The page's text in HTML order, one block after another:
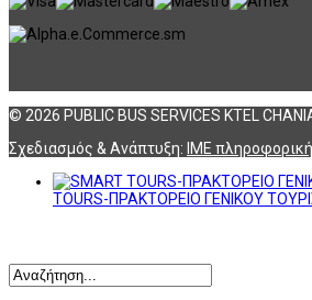
© 2026 PUBLIC BUS SERVICES KTEL
Σχεδιασμός & Ανάπτυξη: ΙΜΕ πληροφορική
TOURS-ΠΡΑΚΤΟΡΕΙΟ ΓΕΝΙΚΟΥ